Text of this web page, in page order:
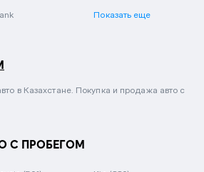
Показать еще
в Казахстане. Покупка и продажа авто с
С ПРОБЕГОМ